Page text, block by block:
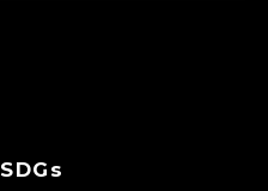
SDGs